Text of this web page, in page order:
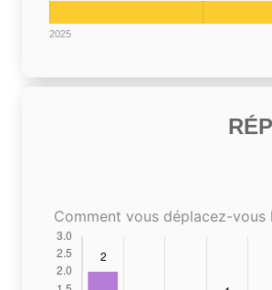
2025
Comment vous déplacez-vous